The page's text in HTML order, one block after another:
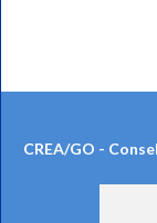
CREA/GO -